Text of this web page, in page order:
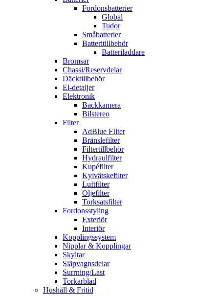
Fordonsbatterier
Global
Tudor
Småbatterier
Batteritillbehör
Batteriladdare
Bromsar
Chassi/Reservdelar
Däcktillbehör
El-detaljer
Elektronik
Backkamera
Bilstereo
Filter
AdBlue FIlter
Bränslefilter
Filtertillbehör
Hydraulfilter
Kupéfilter
Kylvätskefilter
Luftfilter
Oljefilter
Torksatsfilter
Fordonsstyling
Exteriör
Interiör
Kopplingssystem
Nipplar & Kopplingar
Skyltar
Släpvagnsdelar
Surrning/Last
Torkarblad
Hushåll & Fritid